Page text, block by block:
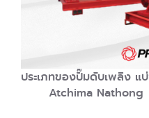
ประเภทของปั๊มดับเพลิง แ
Atchima Nathong